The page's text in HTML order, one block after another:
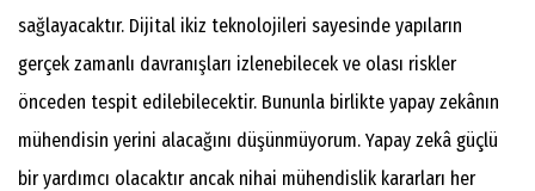
sağlayacaktır. Dijital ikiz teknolojileri sayesinde yapıların
gerçek zamanlı davranışları izlenebilecek ve olası riskler
önceden tespit edilebilecektir. Bununla birlikte yapay zekânın
mühendisin yerini alacağını düşünmüyorum. Yapay zekâ güçlü
bir yardımcı olacaktır ancak nihai mühendislik kararları her